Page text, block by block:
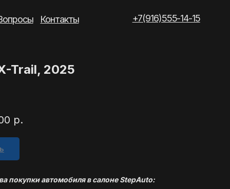
+7(916)555-14-15
Trail, 2025
р.
покупки автомобиля в салоне StepAuto: